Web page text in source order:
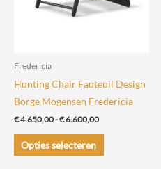
gekozen
productpagina
Fredericia
Hunting Chair Fauteuil Design
Borge Mogensen Fredericia
€4.650,00-€6.600,00Prijsklasse:
Opties selecteren
Dit
product